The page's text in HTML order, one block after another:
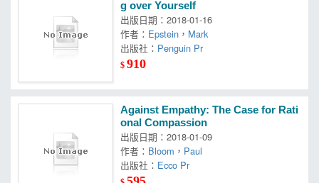
g over Yourself
出版日期：2018-01-16
作者： Epstein ， Mark
出版社： Penguin Pr
$910
Against Empathy: The Case for Rati
onal Compassion
出版日期：2018-01-09
作者： Bloom ， Paul
出版社： Ecco Pr